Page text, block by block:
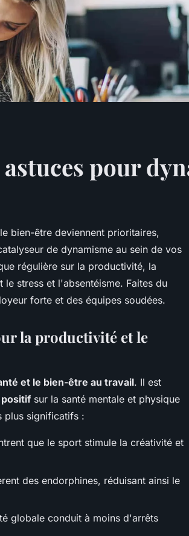
pour
bien-être deviennent prioritaires,
de dynamisme au sein de vos
régulière sur la productivité, la
stress et l'absentéisme. Faites du
forte et des équipes soudées.
la productivité et le
et le bien-être au travail. Il est
sur la santé mentale et physique
plus significatifs :
que le sport stimule la créativité et
des endorphines, réduisant ainsi le
globale conduit à moins d'arrêts